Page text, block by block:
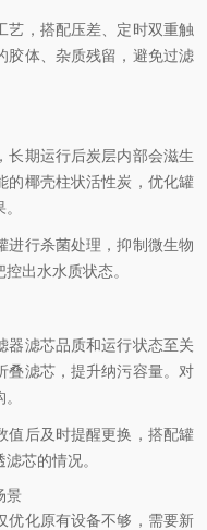
艺，搭配压差、定时双重触
胶体、杂质残留，避免过滤
长期运行后炭层内部会滋生
的椰壳柱状活性炭，优化罐
进行杀菌处理，抑制微生物
出水水质状态。
器滤芯品质和运行状态至关
叠滤芯，提升纳污容量。对
值后及时提醒更换，搭配罐
芯的情况。
景
优化原有设备不够，需要新